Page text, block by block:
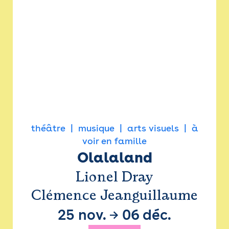
théâtre musique arts visuels
à
voir en famille
Olalaland
Lionel Dray
Clémence Jeanguillaume
25 nov. → 06 déc.